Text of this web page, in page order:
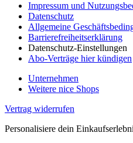
Impressum und
Datenschutz
Allgemeine
Barrierefreiheitserklärung
Datenschutz-Einstellungen
Abo-Verträge hier kündigen
Unternehmen
Weitere nice Shops
Vertrag widerrufen
Personalisiere dein